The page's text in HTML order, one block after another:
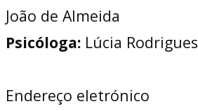
João de Almeida
Psicóloga: Lúcia Rodrigues
Endereço eletrónico